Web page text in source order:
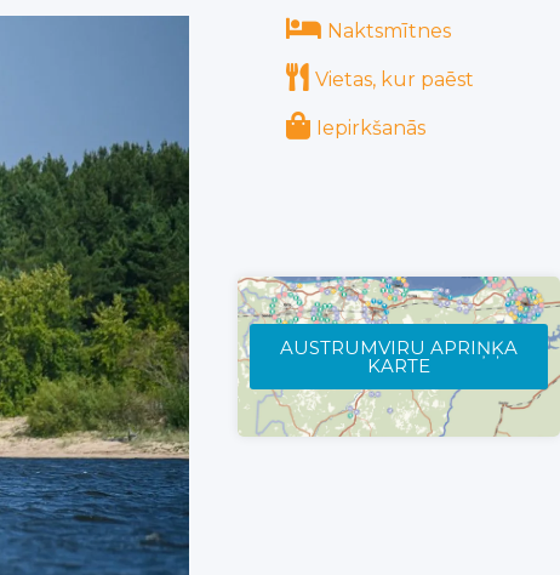
Naktsmītnes
Vietas, kur paēst
Iepirkšanās
AUSTRUMVIRU APRIŅĶA
KARTE